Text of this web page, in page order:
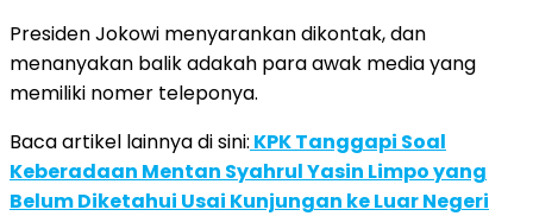
Presiden Jokowi menyarankan dikontak, dan
menanyakan balik adakah para awak media yang
memiliki nomer teleponya.
Baca artikel lainnya di sini: KPK Tanggapi Soal
Keberadaan Mentan Syahrul Yasin Limpo yang
Belum Diketahui Usai Kunjungan ke Luar Negeri